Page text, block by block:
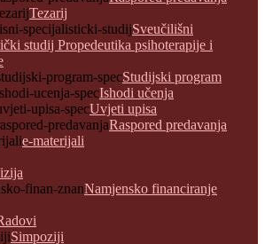
Tezarij
Sveučilišni
studij Propedeutika psihoterapije i
Studijski program
Ishodi učenja
Uvjeti upisa
Raspored predavanja
e-materijali
Namjensko financiranje
Simpoziji